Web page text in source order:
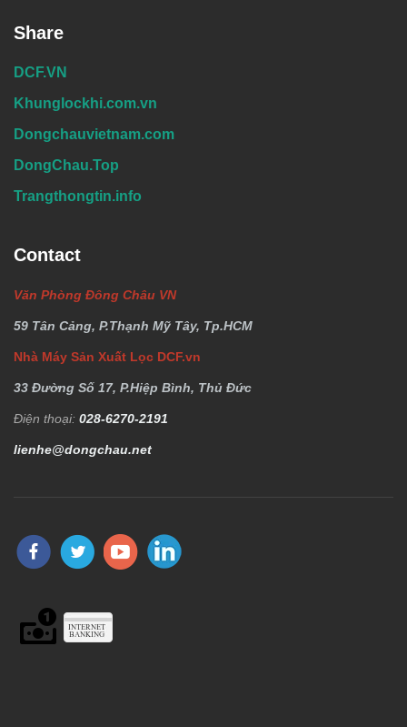
Share
DCF.VN
Khunglockhi.com.vn
Dongchauvietnam.com
DongChau.Top
Trangthongtin.info
Contact
Văn Phòng Đông Châu VN
59 Tân Cảng, P.Thạnh Mỹ Tây, Tp.HCM
Nhà Máy Sản Xuất Lọc DCF.vn
33 Đường Số 17, P.Hiệp Bình, Thủ Đức
Điện thoại: 028-6270-2191
lienhe@dongchau.net